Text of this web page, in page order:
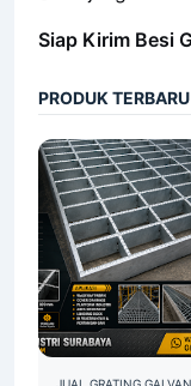
🌐 Kunjungi:
Siap Kirim Besi
PRODUK TERBARU